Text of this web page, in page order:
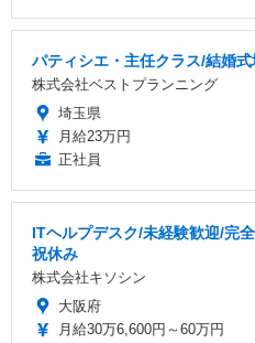
パティシエ・主任クラス/結婚
株式会社ベストプランニング
埼玉県
月給23万円
正社員
ITヘルプデスク/未経験歓迎/完
祝休み
株式会社キソシン
大阪府
月給30万6,600円～60万円